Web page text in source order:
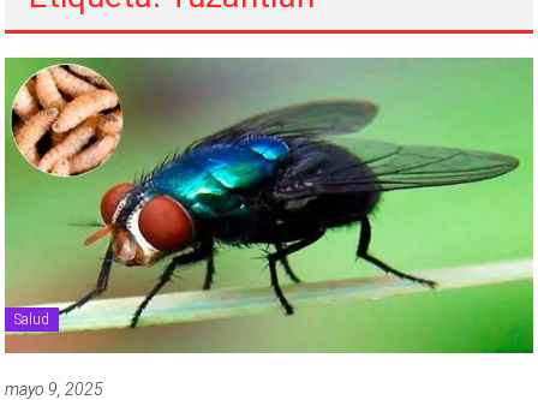
Salud
mayo 9, 2025